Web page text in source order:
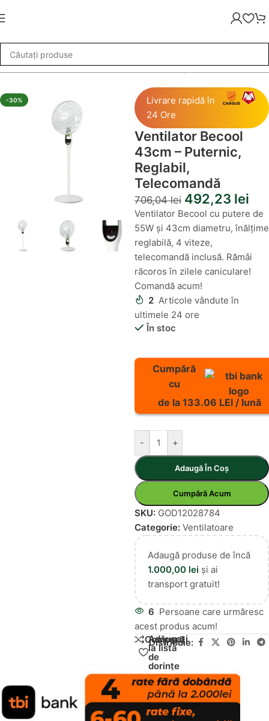
»Ventilator Becool 43cm – Puternic, Reglabil, Telecomandă
-30%
Livrare rapidă în
24 Ore
Ventilator Becool
43cm – Puternic,
Reglabil,
Telecomandă
706,04lei 492,23 lei
Ventilator Becool cu putere de
55W și 43cm diametru, înălțime
reglabilă, 4 viteze,
telecomandă inclusă. Rămâi
răcoros în zilele caniculare!
Comandă acum!
2 Articole vândute în
ultimele 24 ore
În stoc
Cumpără
cu
de la 133.06 LEI / lună
- +
Adaugă În Coș
Cumpără Acum
SKU: GOD12028784
Categorie: Ventilatoare
Adaugă produse de încă
1.000,00 lei și ai
transport gratuit!
6 Persoane care urmăresc
acest produs acum!
Compară
Adăugați
la lista
de
dorințe
Distribuie: